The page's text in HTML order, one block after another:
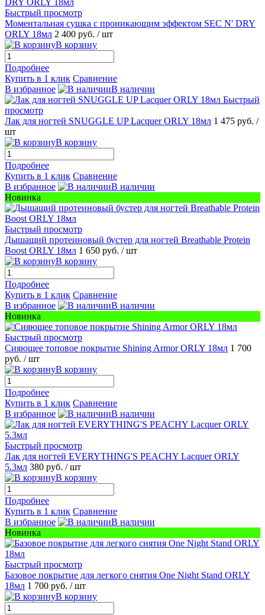
Быстрый просмотр
Моментальная сушка с проникающим эффектом SEC N' DRY
ORLY 18мл 2 400 руб. / шт
В корзину
Подробнее
Купить в 1 клик Сравнение
В избранное
В наличии
Быстрый
просмотр
Лак для ногтей SNUGGLE UP Lacquer ORLY 18мл 1 475 руб. /
шт
В корзину
Подробнее
Купить в 1 клик Сравнение
В избранное
В наличии
Новинка
Быстрый просмотр
Дышащий протеиновый бустер для ногтей Breathable Protein
Boost ORLY 18мл 1 650 руб. / шт
В корзину
Подробнее
Купить в 1 клик Сравнение
В избранное
В наличии
Новинка
Быстрый просмотр
Сияющее топовое покрытие Shining Armor ORLY 18мл 1 700
руб. / шт
В корзину
Подробнее
Купить в 1 клик Сравнение
В избранное
В наличии
Быстрый просмотр
Лак для ногтей EVERYTHING'S PEACHY Lacquer ORLY
5.3мл 380 руб. / шт
В корзину
Подробнее
Купить в 1 клик Сравнение
В избранное
В наличии
Новинка
Быстрый просмотр
Базовое покрытие для легкого снятия One Night Stand ORLY
18мл 1 700 руб. / шт
В корзину